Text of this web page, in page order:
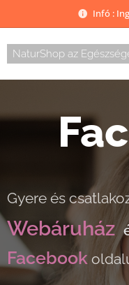
Infó :
NaturShop az
Gyere és
Webáruház
Facebook